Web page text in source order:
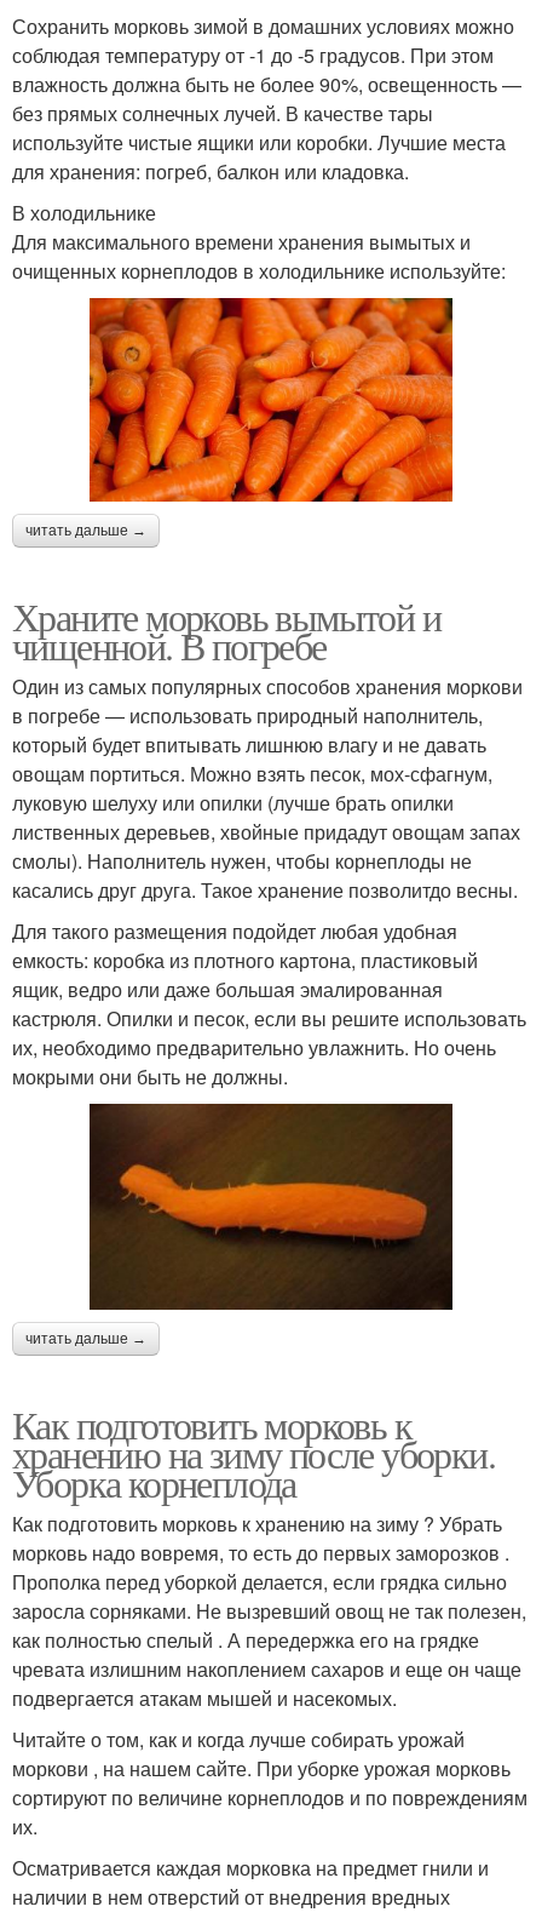
Сохранить морковь зимой в домашних условиях можно
соблюдая температуру от -1 до -5 градусов. При этом
влажность должна быть не более 90%, освещенность —
без прямых солнечных лучей. В качестве тары
используйте чистые ящики или коробки. Лучшие места
для хранения: погреб, балкон или кладовка.
В холодильнике
Для максимального времени хранения вымытых и
очищенных корнеплодов в холодильнике используйте:
читать дальше →
Храните морковь вымытой и
чищенной. В погребе
Один из самых популярных способов хранения моркови
в погребе — использовать природный наполнитель,
который будет впитывать лишнюю влагу и не давать
овощам портиться. Можно взять песок, мох-сфагнум,
луковую шелуху или опилки (лучше брать опилки
лиственных деревьев, хвойные придадут овощам запах
смолы). Наполнитель нужен, чтобы корнеплоды не
касались друг друга. Такое хранение позволитдо весны.
Для такого размещения подойдет любая удобная
емкость: коробка из плотного картона, пластиковый
ящик, ведро или даже большая эмалированная
кастрюля. Опилки и песок, если вы решите использовать
их, необходимо предварительно увлажнить. Но очень
мокрыми они быть не должны.
читать дальше →
Как подготовить морковь к
хранению на зиму после уборки.
Уборка корнеплода
Как подготовить морковь к хранению на зиму ? Убрать
морковь надо вовремя, то есть до первых заморозков .
Прополка перед уборкой делается, если грядка сильно
заросла сорняками. Не вызревший овощ не так полезен,
как полностью спелый . А передержка его на грядке
чревата излишним накоплением сахаров и еще он чаще
подвергается атакам мышей и насекомых.
Читайте о том, как и когда лучше собирать урожай
моркови , на нашем сайте. При уборке урожая морковь
сортируют по величине корнеплодов и по повреждениям
их.
Осматривается каждая морковка на предмет гнили и
наличии в нем отверстий от внедрения вредных